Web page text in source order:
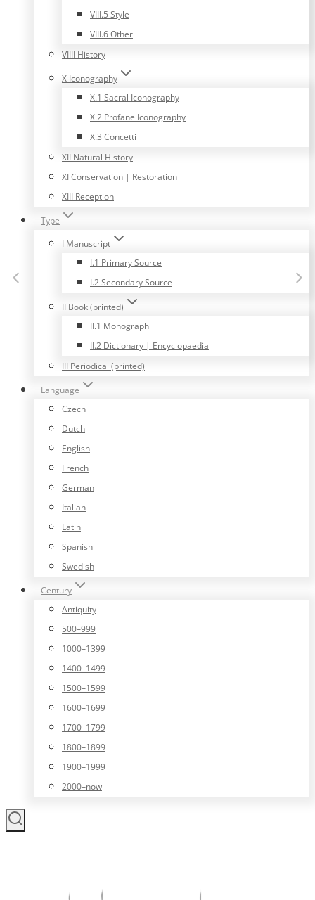
VIII.5 Style
VIII.6 Other
VIIII History
X Iconography
X.1 Sacral Iconography
X.2 Profane Iconography
X.3 Concetti
XII Natural History
XI Conservation | Restoration
XIII Reception
Type
I Manuscript
I.1 Primary Source
I.2 Secondary Source
II Book (printed)
II.1 Monograph
II.2 Dictionary | Encyclopaedia
III Periodical (printed)
Language
Czech
Dutch
English
French
German
Italian
Latin
Spanish
Swedish
Century
Antiquity
500–999
1000–1399
1400–1499
1500–1599
1600–1699
1700–1799
1800–1899
1900–1999
2000–now